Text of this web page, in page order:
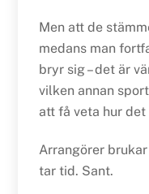
Men att de
medans man
bryr sig – det är
vilken annan
att få veta hur det
Arrangörer
tar tid. Sant.